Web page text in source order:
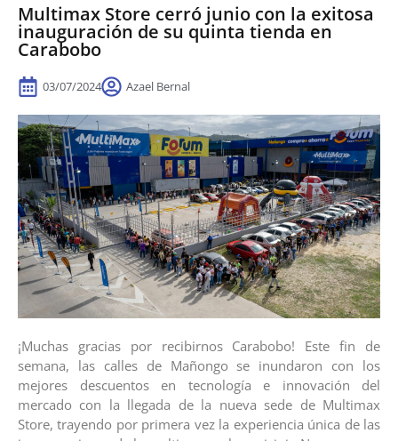
Multimax Store cerró junio con la exitosa
inauguración de su quinta tienda en
Carabobo
03/07/2024 Azael Bernal
¡Muchas gracias por recibirnos Carabobo! Este fin de
semana, las calles de Mañongo se inundaron con los
mejores descuentos en tecnología e innovación del
mercado con la llegada de la nueva sede de Multimax
Store, trayendo por primera vez la experiencia única de las